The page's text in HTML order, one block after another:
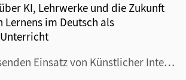
KI, Lehrwerke und die Zukunft
Lernens im Deutsch als
Seit dem wachsenden Einsatz von Künstlicher Intelligenz im Bildungsbereich wird heftig über die Entwicklung des Sprachenlernens diskutiert. Da wird etwa darüber spekuliert, ob der Fremdsprachenunterricht nicht komplett abgeschafft werden sollte, weil die KI ohnehin alle Übersetzungsaufgaben übernimm...